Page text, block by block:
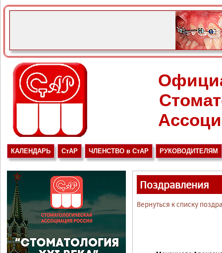
КАЛЕНДАРЬ СтАР ЧЛЕНСТВО в СтАР РУКОВОДИТЕЛЯМ
Поздравления
Вернуться к списку